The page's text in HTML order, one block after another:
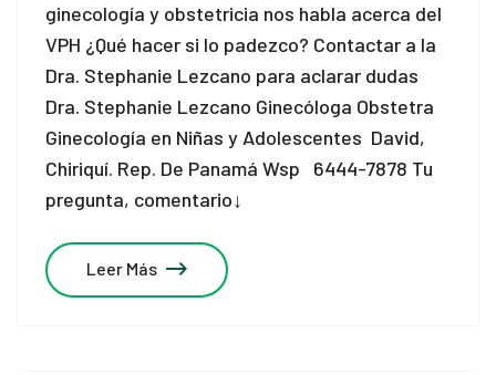
ginecología y obstetricia nos habla acerca del
VPH ¿Qué hacer si lo padezco? Contactar a la
Dra. Stephanie Lezcano para aclarar dudas
Dra. Stephanie Lezcano Ginecóloga Obstetra
Ginecología en Niñas y Adolescentes David,
Chiriquí. Rep. De Panamá Wsp 6444-7878 Tu
pregunta, comentario↓
Leer Más